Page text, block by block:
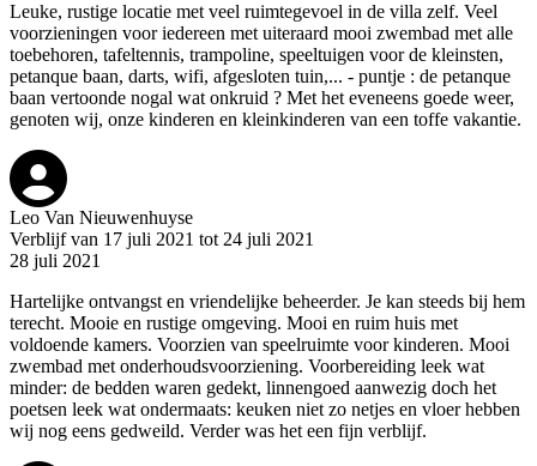
Leuke, rustige locatie met veel ruimtegevoel in de villa zelf. Veel
voorzieningen voor iedereen met uiteraard mooi zwembad met alle
toebehoren, tafeltennis, trampoline, speeltuigen voor de kleinsten,
petanque baan, darts, wifi, afgesloten tuin,... - puntje : de petanque
baan vertoonde nogal wat onkruid ? Met het eveneens goede weer,
genoten wij, onze kinderen en kleinkinderen van een toffe vakantie.
Leo Van Nieuwenhuyse
Verblijf van 17 juli 2021 tot 24 juli 2021
28 juli 2021
Hartelijke ontvangst en vriendelijke beheerder. Je kan steeds bij hem
terecht. Mooie en rustige omgeving. Mooi en ruim huis met
voldoende kamers. Voorzien van speelruimte voor kinderen. Mooi
zwembad met onderhoudsvoorziening. Voorbereiding leek wat
minder: de bedden waren gedekt, linnengoed aanwezig doch het
poetsen leek wat ondermaats: keuken niet zo netjes en vloer hebben
wij nog eens gedweild. Verder was het een fijn verblijf.